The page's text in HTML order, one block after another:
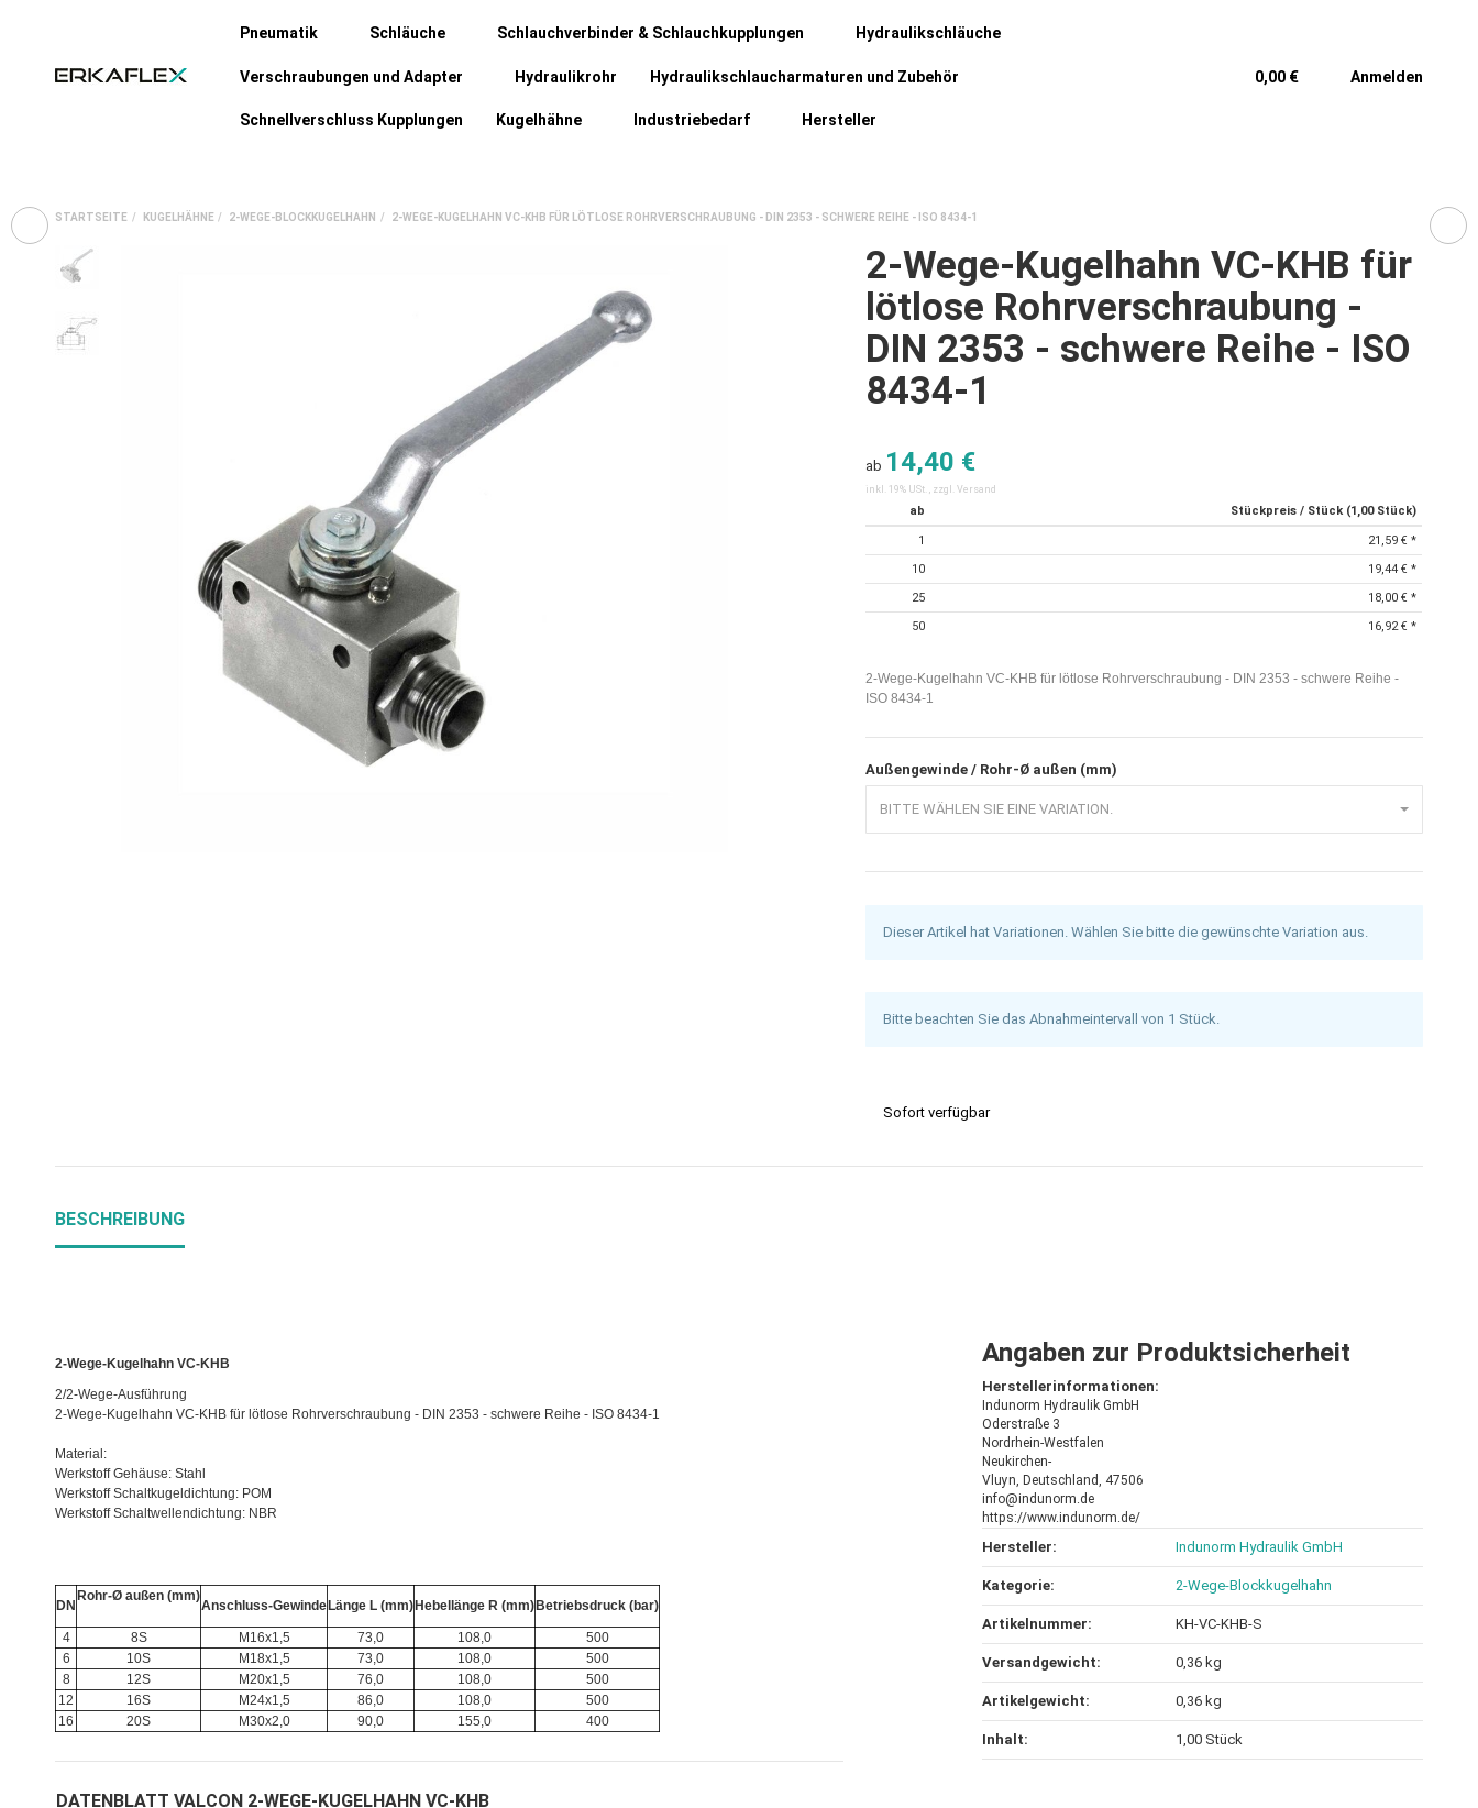
Pneumatik Schläuche Schlauchverbinder & Schlauchkupplungen Hydraulikschläuche
Verschraubungen und Adapter Hydraulikrohr Hydraulikschlaucharmaturen und Zubehör
Schnellverschluss Kupplungen Kugelhähne Industriebedarf Hersteller
0,00 € Anmelden
STARTSEITE KUGELHÄHNE 2-WEGE-BLOCKKUGELHAHN 2-WEGE-KUGELHAHN VC-KHB FÜR LÖTLOSE ROHRVERSCHRAUBUNG - DIN 2353 - SCHWERE REIHE - ISO 8434-1
2-Wege-Kugelhahn VC-KHB für
lötlose Rohrverschraubung -
DIN 2353 - schwere Reihe - ISO
8434-1
ab 14,40 €
inkl. 19% USt. , zzgl.Versand
ab Stückpreis / Stück (1,00 Stück)
1 21,59 €*
10
19,44 €*
25
18,00 €*
50
16,92 €*
2-Wege-Kugelhahn VC-KHB für lötlose Rohrverschraubung - DIN 2353 - schwere Reihe -
ISO 8434-1
Außengewinde / Rohr-Ø außen (mm)
BITTE WÄHLEN SIE EINE VARIATION.
Dieser Artikel hat Variationen. Wählen Sie bitte die gewünschte Variation aus.
Bitte beachten Sie das Abnahmeintervall von 1 Stück.
Sofort verfügbar
BESCHREIBUNG
2-Wege-Kugelhahn VC-KHB
2/2-Wege-Ausführung
2-Wege-Kugelhahn VC-KHB für lötlose Rohrverschraubung - DIN 2353 - schwere Reihe - ISO 8434-1
Material:
Werkstoff Gehäuse: Stahl
Werkstoff Schaltkugeldichtung: POM
Werkstoff Schaltwellendichtung: NBR
DN
Rohr-Ø außen (mm)
Anschluss-GewindeLänge L (mm)Hebellänge R (mm)Betriebsdruck (bar)
4 8S M16x1,5 73,0 108,0
500
6
10S M18x1,5 73,0 108,0
500
8
12S M20x1,5 76,0 108,0
500
12
16S M24x1,5 86,0 108,0
500
16
20S M30x2,0 90,0 155,0 400
DATENBLATT VALCON 2-WEGE-KUGELHAHN VC-KHB
Angaben zur Produktsicherheit
Herstellerinformationen:
Indunorm Hydraulik GmbH
Oderstraße 3
Nordrhein-Westfalen
Neukirchen-
Vluyn, Deutschland, 47506
info@indunorm.de
https://www.indunorm.de/
Hersteller: Indunorm Hydraulik GmbH
Kategorie: 2-Wege-Blockkugelhahn
Artikelnummer: KH-VC-KHB-S
Versandgewicht‍: 0,36 kg
Artikelgewicht‍: 0,36 kg
Inhalt‍: 1,00 Stück